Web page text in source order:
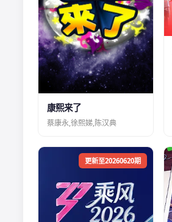
康熙来了
蔡康永,徐熙娣,陈汉典
更新至20260620期